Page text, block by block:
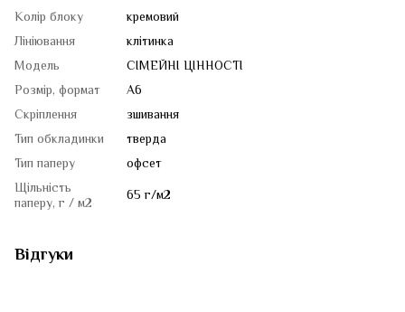
Колір блоку
кремовий
Лініювання
клітинка
Модель
СІМЕЙНІ ЦІННОСТІ
Розмір, формат
A6
Скріплення
зшивання
Тип обкладинки
тверда
Тип паперу
офсет
Щільність
паперу, г / м2
65 г/м2
Відгуки